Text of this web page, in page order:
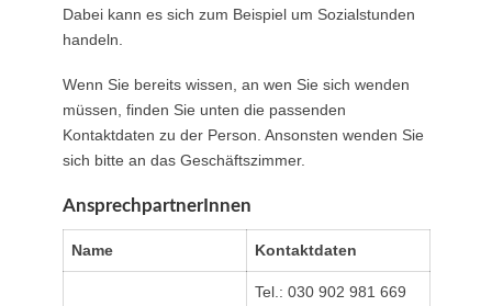
Dabei kann es sich zum Beispiel um Sozialstunden
handeln.
Wenn Sie bereits wissen, an wen Sie sich wenden
müssen, finden Sie unten die passenden
Kontaktdaten zu der Person. Ansonsten wenden Sie
sich bitte an das Geschäftszimmer.
AnsprechpartnerInnen
Name Kontaktdaten
Tel.: 030 902 981 669